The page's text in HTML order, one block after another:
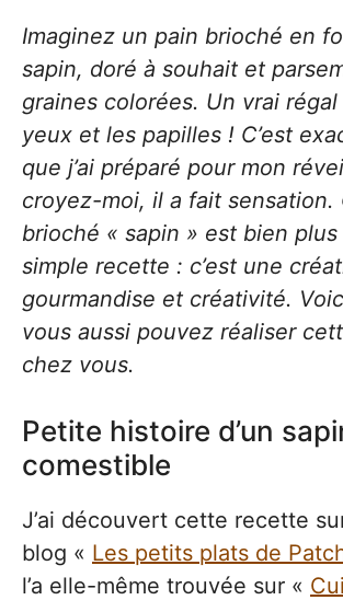
Imaginez un pain brioché en
sapin, doré à souhait et
graines colorées. Un vrai
yeux et les papilles ! C’est
que j’ai préparé pour mon
croyez-moi, il a fait sensation.
brioché « sapin » est bien plus
simple recette : c’est une
gourmandise et créativité.
vous aussi pouvez réaliser
chez vous.
Petite histoire d’un
comestible
J’ai découvert cette recette
blog « Les petits plats de
l’a elle-même trouvée sur «